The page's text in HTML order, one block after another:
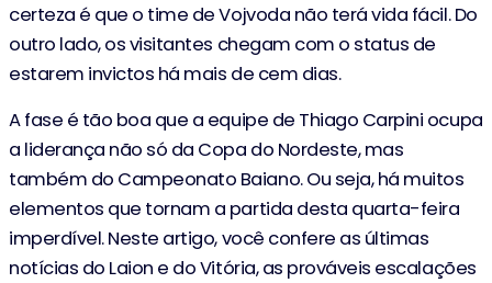
certeza é que o time de Vojvoda não terá vida fácil. Do
outro lado, os visitantes chegam com o status de
estarem invictos há mais de cem dias.
A fase é tão boa que a equipe de Thiago Carpini ocupa
a liderança não só da Copa do Nordeste, mas
também do Campeonato Baiano. Ou seja, há muitos
elementos que tornam a partida desta quarta-feira
imperdível. Neste artigo, você confere as últimas
notícias do Laion e do Vitória, as prováveis escalações